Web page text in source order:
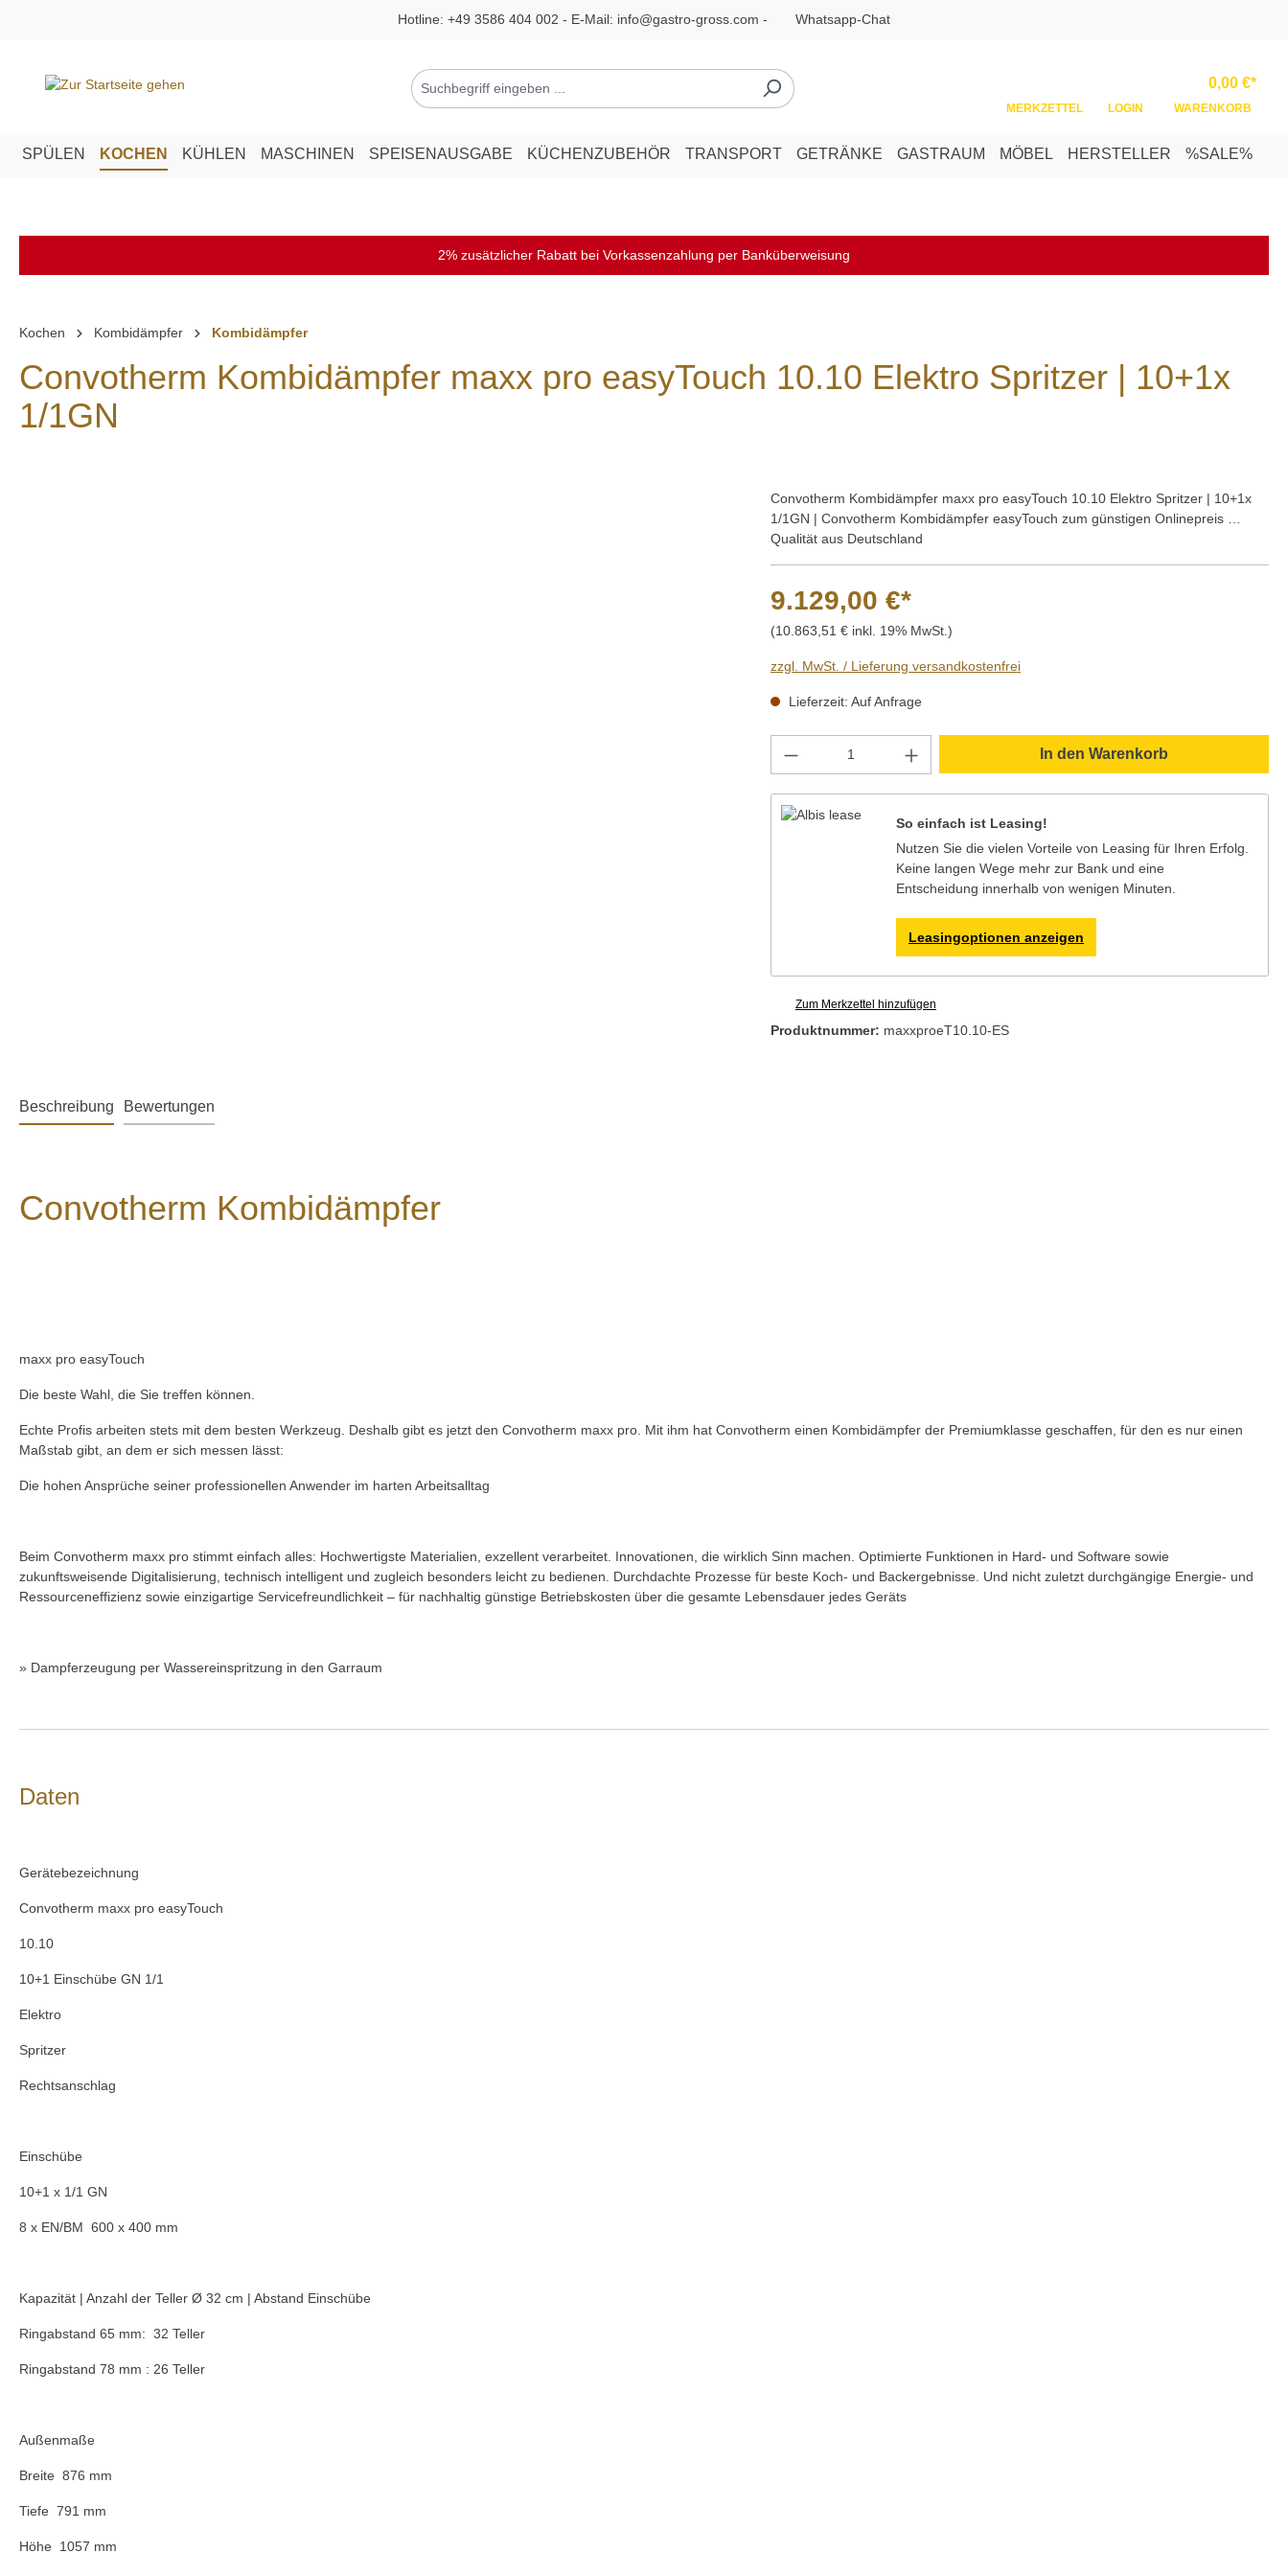
Hotline: +49 3586 404 002 - E-Mail: info@gastro-gross.com - Whatsapp-Chat
MERKZETTEL LOGIN
0,00 €*
WARENKORB
SPÜLEN KOCHEN KÜHLEN MASCHINEN SPEISENAUSGABE KÜCHENZUBEHÖR TRANSPORT GETRÄNKE GASTRAUM MÖBEL HERSTELLER %SALE%
2% zusätzlicher Rabatt bei Vorkassenzahlung per Banküberweisung
Kochen Kombidämpfer Kombidämpfer
Convotherm Kombidämpfer maxx pro easyTouch 10.10 Elektro Spritzer | 10+1x
1/1GN
Convotherm Kombidämpfer maxx pro easyTouch 10.10 Elektro Spritzer | 10+1x
1/1GN | Convotherm Kombidämpfer easyTouch zum günstigen Onlinepreis …
Qualität aus Deutschland
9.129,00 €*
(10.863,51 € inkl. 19% MwSt.)
zzgl. MwSt. / Lieferung versandkostenfrei
Lieferzeit: Auf Anfrage
Produkt Anzahl: Gib den gewünschten Wert ein
In den Warenkorb
So einfach ist Leasing!
Nutzen Sie die vielen Vorteile von Leasing für Ihren Erfolg.
Keine langen Wege mehr zur Bank und eine
Entscheidung innerhalb von wenigen Minuten.
Leasingoptionen anzeigen
Zum Merkzettel hinzufügen
Produktnummer: maxxproeT10.10-ES
Beschreibung Bewertungen
Convotherm Kombidämpfer
maxx pro easyTouch
Die beste Wahl, die Sie treffen können.
Echte Profis arbeiten stets mit dem besten Werkzeug. Deshalb gibt es jetzt den Convotherm maxx pro. Mit ihm hat Convotherm einen Kombidämpfer der Premiumklasse geschaffen, für den es nur einen
Maßstab gibt, an dem er sich messen lässt:
Die hohen Ansprüche seiner professionellen Anwender im harten Arbeitsalltag
Beim Convotherm maxx pro stimmt einfach alles: Hochwertigste Materialien, exzellent verarbeitet. Innovationen, die wirklich Sinn machen. Optimierte Funktionen in Hard- und Software sowie
zukunftsweisende Digitalisierung, technisch intelligent und zugleich besonders leicht zu bedienen. Durchdachte Prozesse für beste Koch- und Backergebnisse. Und nicht zuletzt durchgängige Energie- und
Ressourceneffizienz sowie einzigartige Servicefreundlichkeit – für nachhaltig günstige Betriebskosten über die gesamte Lebensdauer jedes Geräts
» Dampferzeugung per Wassereinspritzung in den Garraum
Daten
Gerätebezeichnung
Convotherm maxx pro easyTouch
10.10
10+1 Einschübe GN 1/1
Elektro
Spritzer
Rechtsanschlag
Einschübe
10+1 x 1/1 GN
8 x EN/BM 600 x 400 mm
Kapazität | Anzahl der Teller Ø 32 cm | Abstand Einschübe
Ringabstand 65 mm: 32 Teller
Ringabstand 78 mm : 26 Teller
Außenmaße
Breite 876 mm
Tiefe 791 mm
Höhe 1057 mm